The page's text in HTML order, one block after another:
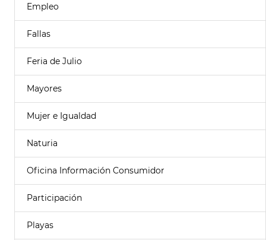
Empleo
Fallas
Feria de Julio
Mayores
Mujer e Igualdad
Naturia
Oficina Información Consumidor
Participación
Playas